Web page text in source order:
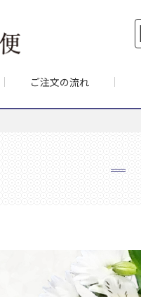
ご注文の流れ